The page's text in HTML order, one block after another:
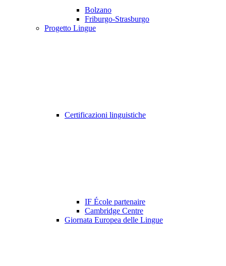
Bolzano
Friburgo-Strasburgo
Progetto Lingue
Certificazioni linguistiche
IF École partenaire
Cambridge Centre
Giornata Europea delle Lingue